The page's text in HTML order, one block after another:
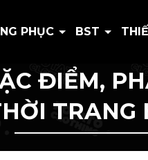
PHỤC BST
ĐIỂM,
TRANG